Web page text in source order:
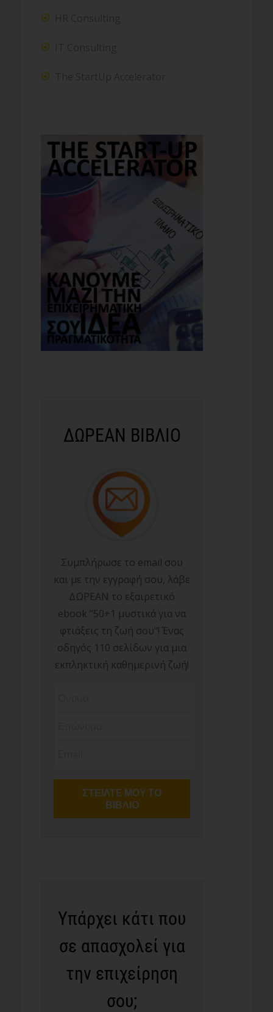
ΔΩΡΕΑΝ ΒΙΒΛΙΟ
Συμπλήρωσε το email σου
και με την εγγραφή σου, λάβε
ΔΩΡΕΑΝ το εξαιρετικό
ebook "50+1 μυστικά για να
φτιάξεις τη ζωή σου"! Ένας
οδηγός 110 σελίδων για μια
εκπληκτική καθημερινή ζωή!
Υπάρχει κάτι που
σε απασχολεί για
την επιχείρηση
σου;